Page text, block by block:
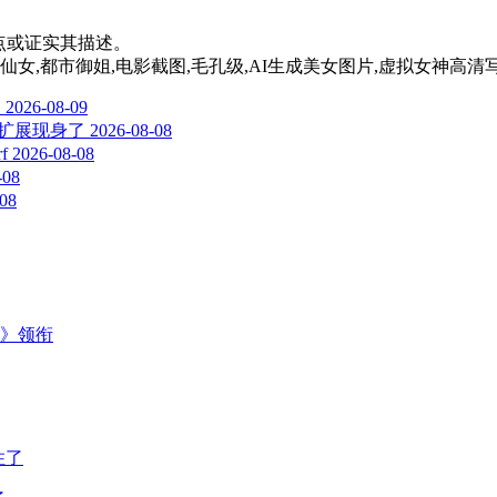
证实其描述。
女,都市御姐,电影截图,毛孔级,AI生成美女图片,虚拟女神高清
2026-08-09
展现身了 2026-08-08
2026-08-08
领衔